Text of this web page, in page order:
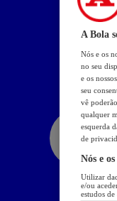
A Bola
Nós e os
no seu
e os
seu
vê
qualquer
esquerda
de
Nós e
Utilizar
e/ou
estudos